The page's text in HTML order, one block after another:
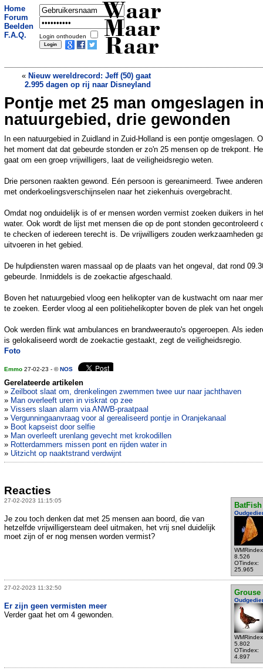
Home
Forum
Beelden
F.A.Q.
Login onthouden
Waar
Maar
Raar
« Nieuw wereldrecord: Jeff (50) gaat
2.995 dagen op rij naar Disneyland
Cabaretshow loopt uit de hand:
bezoekers lopen weg en theaterbaas
grijpt in omdat hij show zo slecht vindt
»
Pontje met 25 man omgeslagen
natuurgebied, drie gewonden
In een natuurgebied in Zuidland in Zuid-Holland is een pontje omgeslagen.
het moment dat dat gebeurde stonden er zo'n 25 mensen op de trekpont.
gaat om een groep vrijwilligers, laat de veiligheidsregio weten.
Drie personen raakten gewond. Eén persoon is gereanimeerd. Twee
met onderkoelingsverschijnselen naar het ziekenhuis overgebracht.
Omdat nog onduidelijk is of er mensen worden vermist zoeken duikers in
water. Ook wordt de lijst met mensen die op de pont stonden gecontroleerd
te checken of iedereen terecht is. De vrijwilligers zouden werkzaamheden
uitvoeren in het gebied.
De hulpdiensten waren massaal op de plaats van het ongeval, dat rond
gebeurde. Inmiddels is de zoekactie afgeschaald.
Boven het natuurgebied vloog een helikopter van de kustwacht om naar
te zoeken. Eerder vloog al een politiehelikopter boven de plek van het
Ook werden flink wat ambulances en brandweerauto's opgeroepen. Als
is gelokaliseerd wordt de zoekactie gestaakt, zegt de veiligheidsregio.
Foto
Emmo 27-02-23 - ©NOS
Gerelateerde artikelen
» Zeilboot slaat om, drenkelingen zwemmen twee uur naar jachthaven
» Man overleeft uren in viskrat op zee
» Vissers slaan alarm via ANWB-praatpaal
» Vergunningaanvraag voor al gerealiseerd pontje in Oranjekanaal
» Boot kapseist door selfie
» Man overleeft urenlang gevecht met krokodillen
» Rotterdammers missen pont en rijden water in
» Uitzicht op naaktstrand verdwijnt
Reacties
27-02-2023 11:15:05
BatFish
8.526
OTindex:
25.965
Je zou toch denken dat met 25 mensen aan boord, die van
hetzelfde vrijwilligersteam deel uitmaken, het vrij snel duidelijk
moet zijn of er nog mensen worden vermist?
27-02-2023 11:32:50
Grouse
5.802
OTindex:
4.897
Er zijn geen vermisten meer
Verder gaat het om 4 gewonden.